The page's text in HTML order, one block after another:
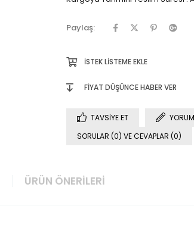
Paylaş:
İSTEK LISTEME EKLE
FIYAT DÜŞÜNCE HABER VER
TAVSIYE ET
SORULAR (0) VE CEVAPLAR (0)
ÜRÜN ÖNERILERI